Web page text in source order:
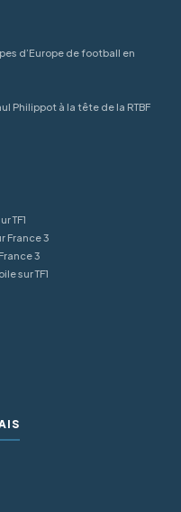
d’Europe de football en
Philippot à la tête de la RTBF
TF1
France 3
3
sur TF1